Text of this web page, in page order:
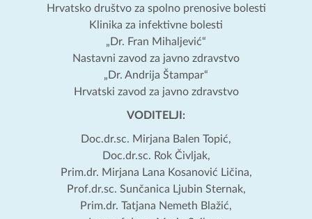
Hrvatsko društvo za spolno prenosive bolesti
Klinika za infektivne bolesti
„Dr. Fran Mihaljević“
Nastavni zavod za javno zdravstvo
„Dr. Andrija Štampar“
Hrvatski zavod za javno zdravstvo
VODITELJI:
Doc.dr.sc. Mirjana Balen Topić,
Doc.dr.sc. Rok Čivljak,
Prim.dr. Mirjana Lana Kosanović Ličina,
Prof.dr.sc. Sunčanica Ljubin Sternak,
Prim.dr. Tatjana Nemeth Blažić,